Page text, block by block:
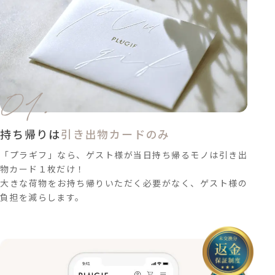
01.
持ち帰りは引き出物カードのみ
「プラギフ」なら、ゲスト様が当日持ち帰るモノは引き出
物カード１枚だけ！
大きな荷物をお持ち帰りいただく必要がなく、ゲスト様の
負担を減らします。